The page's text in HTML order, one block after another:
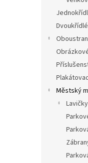
Městský
Lavičky